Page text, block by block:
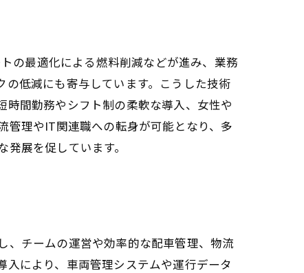
の最適化による燃料削減などが進み、業務
低減にも寄与しています。こうした技術
間勤務やシフト制の柔軟な導入、女性や
管理やIT関連職への転身が可能となり、多
展を促しています。
、チームの運営や効率的な配車管理、物流
により、車両管理システムや運行データ